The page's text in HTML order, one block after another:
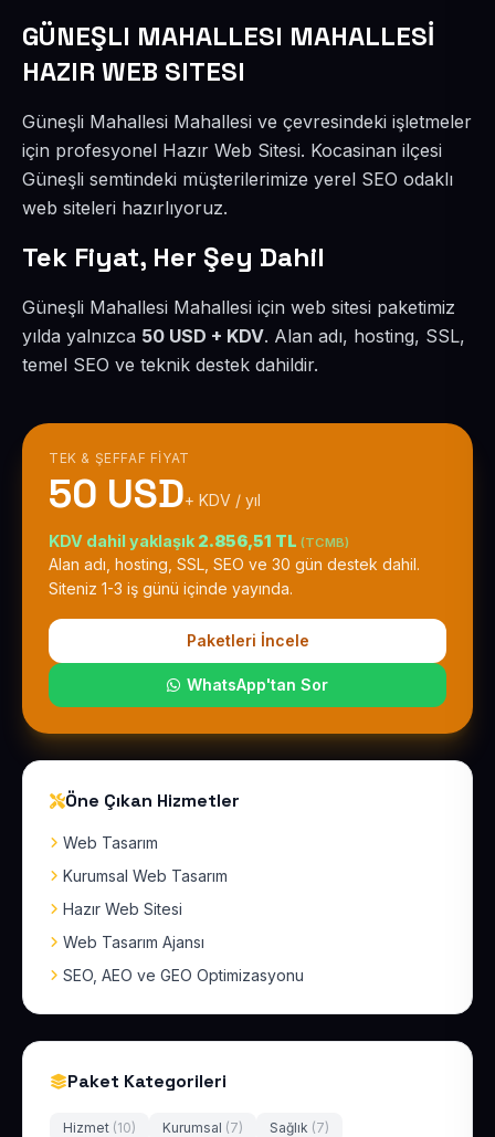
GÜNEŞLI MAHALLESI MAHALLESİ
HAZIR WEB SITESI
Güneşli Mahallesi Mahallesi ve çevresindeki işletmeler
için profesyonel Hazır Web Sitesi. Kocasinan ilçesi
Güneşli semtindeki müşterilerimize yerel SEO odaklı
web siteleri hazırlıyoruz.
Tek Fiyat, Her Şey Dahil
Güneşli Mahallesi Mahallesi için web sitesi paketimiz
yılda yalnızca 50 USD + KDV. Alan adı, hosting, SSL,
temel SEO ve teknik destek dahildir.
TEK & ŞEFFAF FIYAT
50 USD+ KDV / yıl
KDV dahil yaklaşık 2.856,51 TL (TCMB)
Alan adı, hosting, SSL, SEO ve 30 gün destek dahil.
Siteniz 1-3 iş günü içinde yayında.
Paketleri İncele
WhatsApp'tan Sor
Öne Çıkan Hizmetler
Web Tasarım
Kurumsal Web Tasarım
Hazır Web Sitesi
Web Tasarım Ajansı
SEO, AEO ve GEO Optimizasyonu
Paket Kategorileri
Hizmet (10) Kurumsal (7) Sağlık (7)